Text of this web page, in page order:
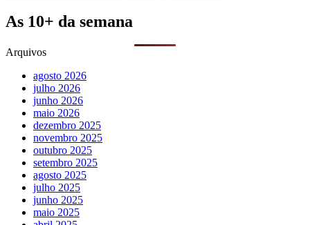
As 10+ da semana
Arquivos
agosto 2026
julho 2026
junho 2026
maio 2026
dezembro 2025
novembro 2025
outubro 2025
setembro 2025
agosto 2025
julho 2025
junho 2025
maio 2025